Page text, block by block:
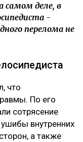
самом деле, в
-
перелома не
что
По его
сотрясение
внутренних
а также